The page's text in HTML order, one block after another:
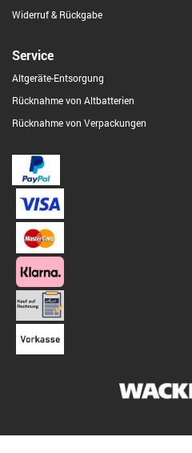
Widerruf & Rückgabe
Service
Altgeräte-Entsorgung
Rücknahme von Altbatterien
Rücknahme von Verpackungen